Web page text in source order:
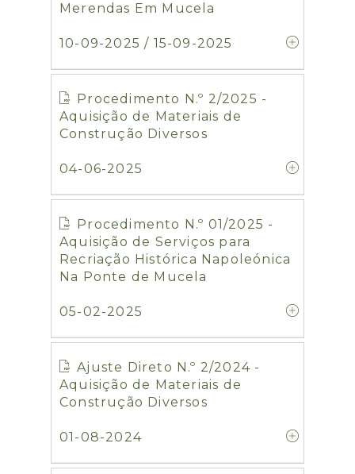
Merendas Em Mucela
10-09-2025 / 15-09-2025
Procedimento N.º 2/2025 -
Aquisição de Materiais de
Construção Diversos
04-06-2025
Procedimento N.º 01/2025 -
Aquisição de Serviços para
Recriação Histórica Napoleónica
Na Ponte de Mucela
05-02-2025
Ajuste Direto N.º 2/2024 -
Aquisição de Materiais de
Construção Diversos
01-08-2024